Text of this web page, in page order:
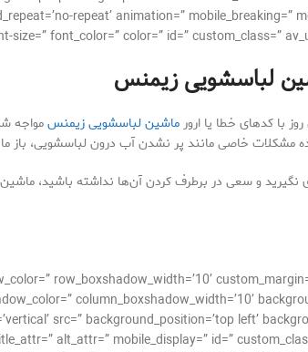
repeat’ animation=” mobile_breaking=”
لباسشویی زيمنس
با کدهای خطا یا ارورماشین لباسشویی زيمنسمواجه
خاصی مانند پر نشدن آب درون لباسشویی، باز
نگیرید و سعی در برطرف کردن آن‌ها نداشته باشید، ماشین
row_boxshadow_width=’10’
column_boxshadow_width=’10’
src=” background_position=’top left’
alt_attr=” mobile_display=” id=”